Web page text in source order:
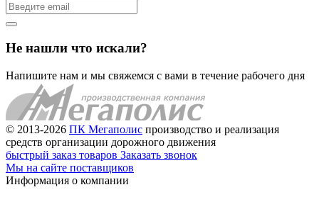
Не нашли что искали?
Напишите нам и мы свяжемся с вами в течение рабочего дня
© 2013-2026 ПК Мегаполис производство и реализация
средств организации дорожного движения
быстрый заказ товаров Заказать звонок
Мы на сайте поставщиков
Информация о компании